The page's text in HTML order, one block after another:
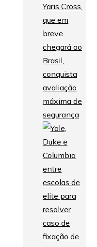
Yaris Cross,
que em
breve
chegará ao
Brasil,
conquista
avaliação
máxima de
segurança